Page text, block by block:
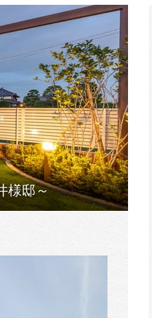
様邸～